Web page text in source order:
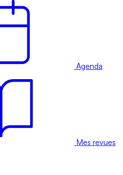
Agenda
Mes revues